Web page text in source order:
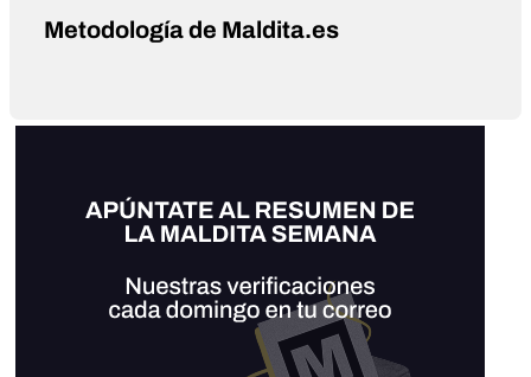
Metodología de Maldita.es